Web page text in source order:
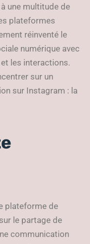
une multitude de
plateformes
réinventé le
numérique avec
les interactions.
sur un
sur Instagram : la
plateforme de
le partage de
communication